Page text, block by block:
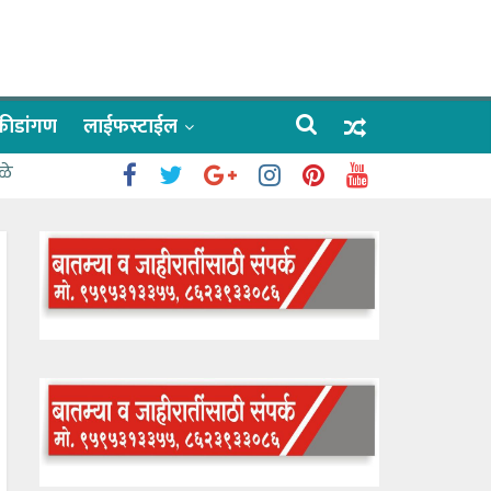
लाईफस्टाईल